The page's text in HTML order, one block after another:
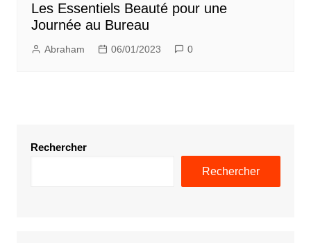
Les Essentiels Beauté pour une
Journée au Bureau
Abraham 06/01/2023 0
Rechercher
Rechercher